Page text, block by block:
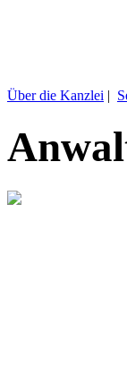
Über die Kanzlei |